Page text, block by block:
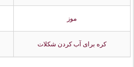
موز
کره برای آب کردن شکلات